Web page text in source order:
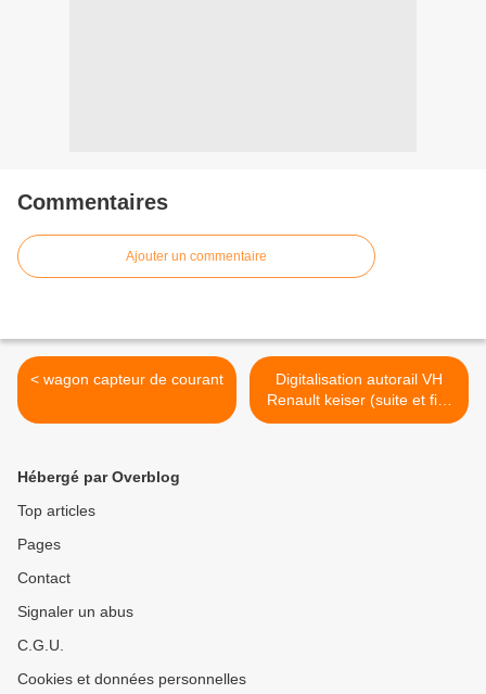
Commentaires
Ajouter un commentaire
< wagon capteur de courant
Digitalisation autorail VH
Renault keiser (suite et fin)
>
Hébergé par Overblog
Top articles
Pages
Contact
Signaler un abus
C.G.U.
Cookies et données personnelles